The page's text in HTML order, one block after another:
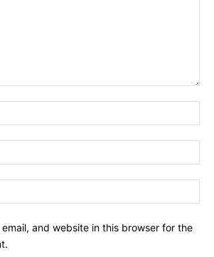
email, and website in this browser for the